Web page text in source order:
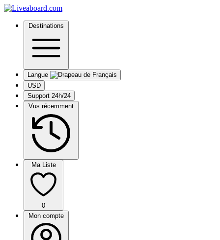
Destinations
Langue
USD
Support 24h/24
Vus récemment
Ma Liste
0
Mon compte